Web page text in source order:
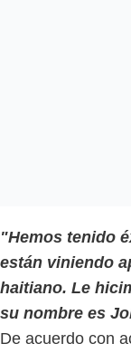
"Hemos tenido
están viniendo
haitiano. Le
su nombre es
De acuerdo con